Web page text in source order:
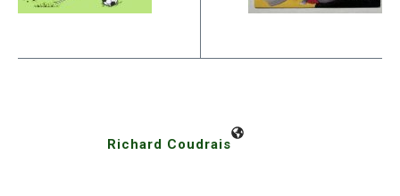
Richard Coudrais